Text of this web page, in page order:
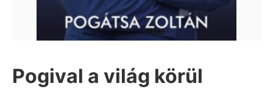
Pogival a világ körül